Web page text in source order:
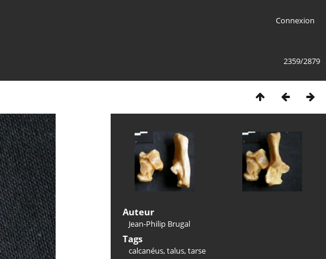
Connexion
2359/2879
Auteur
Jean-Philip Brugal
Tags
calcanéus,talus,tarse